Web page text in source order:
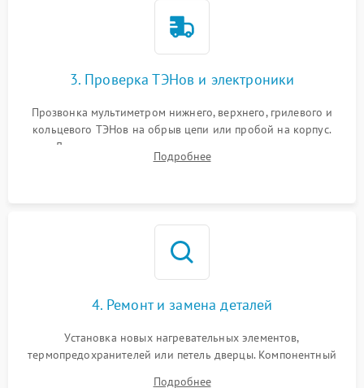
3. Проверка ТЭНов и электроники
Прозвонка мультиметром нижнего, верхнего, грилевого и
кольцевого ТЭНов на обрыв цепи или пробой на корпус.
Диагностика термостата, датчиков температуры,
переключателя режимов и мотора конвекции.
Подробнее
4. Ремонт и замена деталей
Установка новых нагревательных элементов,
термопредохранителей или петель дверцы. Компонентный
Подробнее